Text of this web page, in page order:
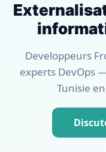
Developpeurs
experts DevOps
Tunisie